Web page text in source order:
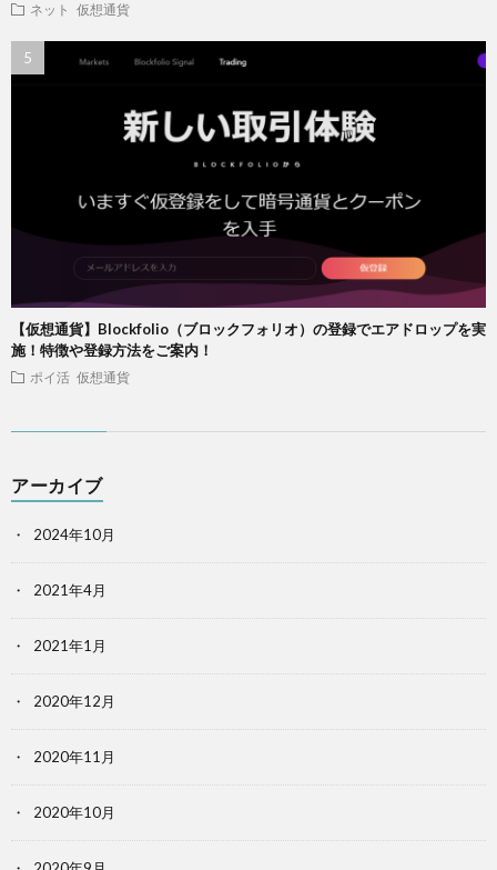
ネット 仮想通貨
【仮想通貨】Blockfolio（ブロックフォリオ）の登録でエアドロップを実
施！特徴や登録方法をご案内！
ポイ活 仮想通貨
アーカイブ
2024年10月
2021年4月
2021年1月
2020年12月
2020年11月
2020年10月